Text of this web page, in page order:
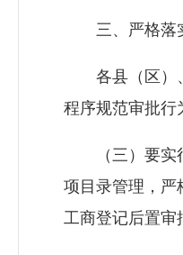
三、严格落实
各县（区）、
程序规范审批行
（三）要实行
项目录管理，严
工商登记后置审